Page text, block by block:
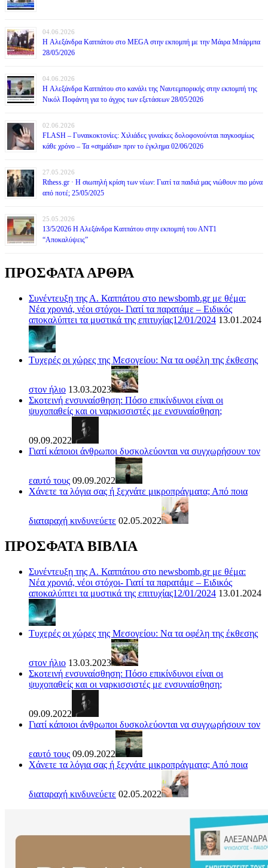
04.06.2026
H Αλεξάνδρα Καππάτου στο MEGA στην εκπομπή με την Μάιρα Mπάρμπα
28/05/2026
04.06.2026
H Αλεξάνδρα Καππάτου στο κανάλι της Ναυτεμπορικής στην εκπομπή της
Νικόλ Ποφάντη για το άγχος των εξετάσεων 28/05/2026
02.06.2026
FLASH – Γυναικοκτονίες: Χιλιάδες γυναίκες δολοφονούνται παγκοσμίως
κάθε χρόνο – Τα «σημάδια» πριν το έγκλημα 02/06/2026
27.05.2026
Rthess.gr · Η σιωπηλή κρίση των νέων: Γιατί τα παιδιά μας νιώθουν πιο μόνα
από ποτέ; 25/05/2025
25.05.2026
13/5/2026 Η Αλεξάνδρα Καππάτου στην εκπομπή του ΑΝΤ1
“Αποκαλύψεις”
ΠΡΟΣΦΑΤΑ ΑΡΘΡΑ
Συνέντευξη της Α. Καππάτου στο newsbomb.gr με θέμα:
Νέα χρονιά, νέοι στόχοι- Γιατί τα παρατάμε – Ειδικός
αποκαλύπτει τα μυστικά της επιτυχίας12/01/2024 13.01.2024
Τυχερές οι χώρες της Μεσογείου: Να τα οφέλη της έκθεσης
στον ήλιο 13.03.2023
Σκοτεινή ενσυναίσθηση: Πόσο επικίνδυνοι είναι οι
ψυχοπαθείς και οι ναρκισσιστές με ενσυναίσθηση;
09.09.2022
Γιατί κάποιοι άνθρωποι δυσκολεύονται να συγχωρήσουν τον
εαυτό τους 09.09.2022
Χάνετε τα λόγια σας ή ξεχνάτε μικροπράγματα; Από ποια
διαταραχή κινδυνεύετε 02.05.2022
ΠΡΟΣΦΑΤΑ ΒΙΒΛΙΑ
Συνέντευξη της Α. Καππάτου στο newsbomb.gr με θέμα:
Νέα χρονιά, νέοι στόχοι- Γιατί τα παρατάμε – Ειδικός
αποκαλύπτει τα μυστικά της επιτυχίας12/01/2024 13.01.2024
Τυχερές οι χώρες της Μεσογείου: Να τα οφέλη της έκθεσης
στον ήλιο 13.03.2023
Σκοτεινή ενσυναίσθηση: Πόσο επικίνδυνοι είναι οι
ψυχοπαθείς και οι ναρκισσιστές με ενσυναίσθηση;
09.09.2022
Γιατί κάποιοι άνθρωποι δυσκολεύονται να συγχωρήσουν τον
εαυτό τους 09.09.2022
Χάνετε τα λόγια σας ή ξεχνάτε μικροπράγματα; Από ποια
διαταραχή κινδυνεύετε 02.05.2022